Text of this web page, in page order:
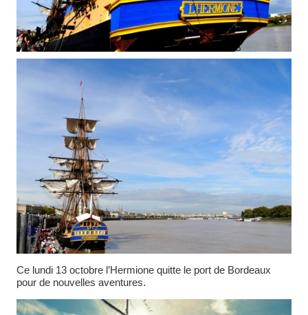
Ce lundi 13 octobre l’Hermione quitte le port de Bordeaux
pour de nouvelles aventures.